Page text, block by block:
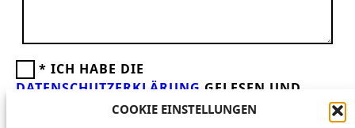
COOKIE EINSTELLUNGEN
* ICH HABE DIE
DATENSCHUTZERKLÄRUNG GELESEN UND
AKZEPTIERE DIESE.WIR FREUEN UNS ÜBER